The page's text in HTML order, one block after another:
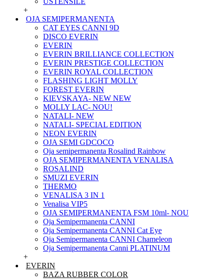
+
OJA SEMIPERMANENTA
CAT EYES CANNI 9D
DISCO EVERIN
EVERIN
EVERIN BRILLIANCE COLLECTION
EVERIN PRESTIGE COLLECTION
EVERIN ROYAL COLLECTION
FLASHING LIGHT MOLLY
FOREST EVERIN
KIEVSKAYA- NEW NEW
MOLLY LAC- NOU!
NATALI- NEW
NATALI- SPECIAL EDITION
NEON EVERIN
OJA SEMI GDCOCO
Oja semipermanenta Rosalind Rainbow
OJA SEMIPERMANENTA VENALISA
ROSALIND
SMUZI EVERIN
THERMO
VENALISA 3 IN 1
Venalisa VIP5
OJA SEMIPERMANENTA FSM 10ml- NOU
Oja Semipermanenta CANNI
Oja Semipermanenta CANNI Cat Eye
Oja Semipermanenta CANNI Chameleon
Oja Semipermanenta Canni PLATINUM
+
EVERIN
BAZA RUBBER COLOR